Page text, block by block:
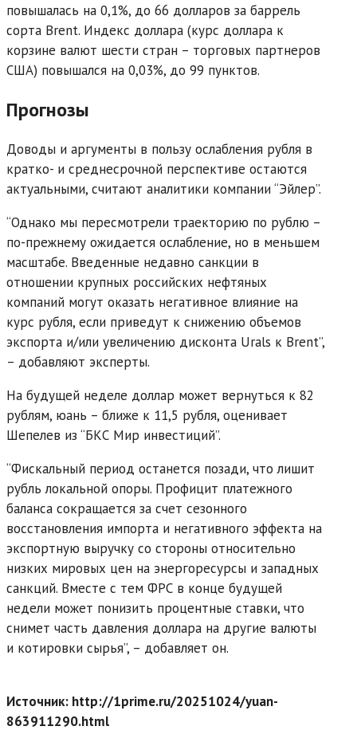
повышалась на 0,1%, до 66 долларов за баррель
сорта Brent. Индекс доллара (курс доллара к
корзине валют шести стран – торговых партнеров
США) повышался на 0,03%, до 99 пунктов.
Прогнозы
Доводы и аргументы в пользу ослабления рубля в
кратко- и среднесрочной перспективе остаются
актуальными, считают аналитики компании “Эйлер”.
“Однако мы пересмотрели траекторию по рублю –
по-прежнему ожидается ослабление, но в меньшем
масштабе. Введенные недавно санкции в
отношении крупных российских нефтяных
компаний могут оказать негативное влияние на
курс рубля, если приведут к снижению объемов
экспорта и/или увеличению дисконта Urals к Brent”,
– добавляют эксперты.
На будущей неделе доллар может вернуться к 82
рублям, юань – ближе к 11,5 рубля, оценивает
Шепелев из “БКС Мир инвестиций”.
“Фискальный период останется позади, что лишит
рубль локальной опоры. Профицит платежного
баланса сокращается за счет сезонного
восстановления импорта и негативного эффекта на
экспортную выручку со стороны относительно
низких мировых цен на энергоресурсы и западных
санкций. Вместе с тем ФРС в конце будущей
недели может понизить процентные ставки, что
снимет часть давления доллара на другие валюты
и котировки сырья”, – добавляет он.
Источник: http://1prime.ru/20251024/yuan-
863911290.html